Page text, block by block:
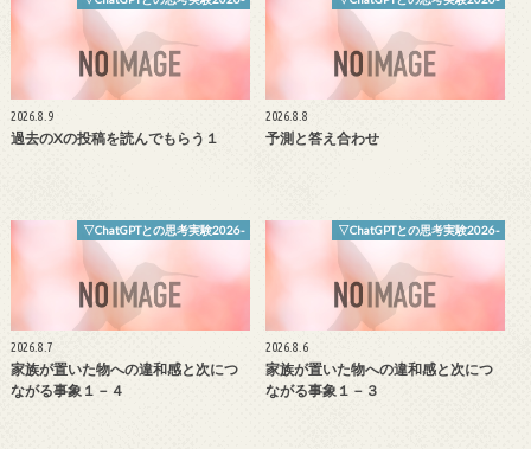
2026.8.9
過去のXの投稿を読んでもらう１
2026.8.8
予測と答え合わせ
▽ChatGPTとの思考実験2026-
2026.8.7
家族が置いた物への違和感と次につ
ながる事象１－４
▽ChatGPTとの思考実験2026-
2026.8.6
家族が置いた物への違和感と次につ
ながる事象１－３